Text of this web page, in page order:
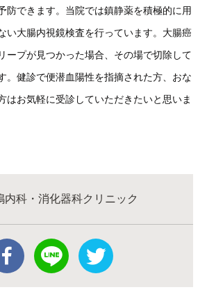
防できます。当院では鎮静薬を積極的に用
い大腸内視鏡検査を行っています。大腸癌
ープが見つかった場合、その場で切除して
。健診で便潜血陽性を指摘された方、おな
はお気軽に受診していただきたいと思いま
内科・消化器科クリニック